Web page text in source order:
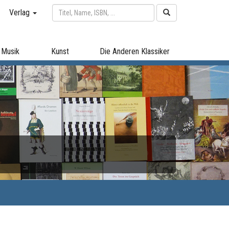
Verlag
Musik Kunst Die Anderen Klassiker